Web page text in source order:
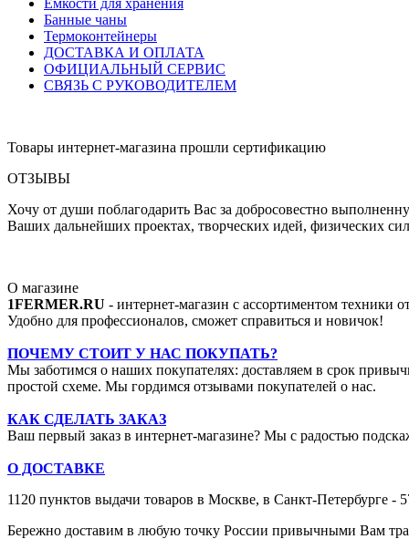
Емкости для хранения
Банные чаны
Термоконтейнеры
ДОСТАВКА И ОПЛАТА
ОФИЦИАЛЬНЫЙ СЕРВИС
СВЯЗЬ С РУКОВОДИТЕЛЕМ
Товары интернет-магазина прошли сертификацию
ОТЗЫВЫ
Хочу от души поблагодарить Вас за добросовестно
Ваших дальнейших проектах, творческих идей, физических
О магазине
1FERMER.RU - интернет-магазин с ассортиментом техники
Удобно для профессионалов, сможет справиться и новичок!
ПОЧЕМУ СТОИТ У НАС ПОКУПАТЬ?
Мы заботимся о наших покупателях: доставляем в срок
простой схеме. Мы гордимся отзывами покупателей о нас.
КАК СДЕЛАТЬ ЗАКАЗ
Ваш первый заказ в интернет-магазине? Мы с радостью
О ДОСТАВКЕ
1120 пунктов выдачи товаров в Москве, в Санкт-Петербурге -
Бережно доставим в любую точку России привычными Вам